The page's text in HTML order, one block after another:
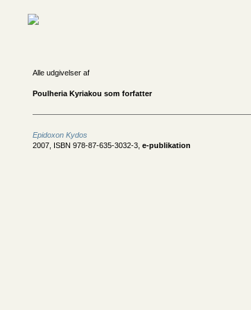
Alle udgivelser af
Poulheria Kyriakou som forfatter
Epidoxon Kydos
2007, ISBN 978-87-635-3032-3, e-publikation